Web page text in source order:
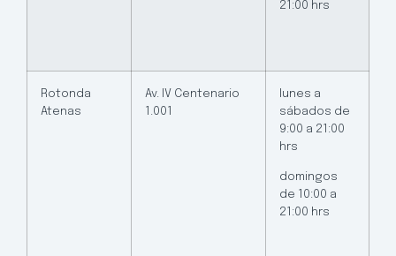
21:00 hrs
Rotonda
Atenas
Av. IV Centenario
1.001
lunes a
sábados de
9:00 a 21:00
hrs
domingos
de 10:00 a
21:00 hrs